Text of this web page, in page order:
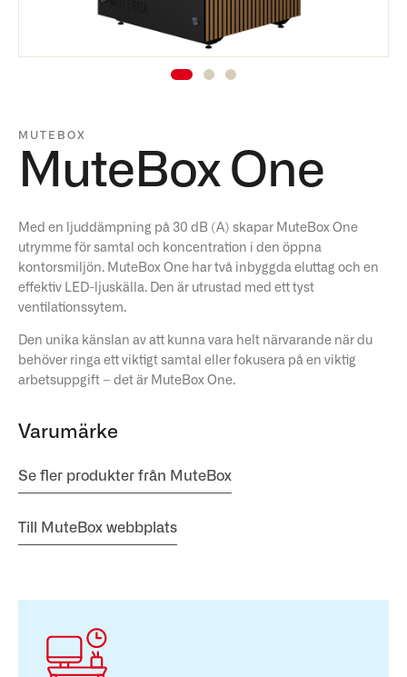
MUTEBOX
MuteBox One
Med en ljuddämpning på 30 dB (A) skapar MuteBox One
utrymme för samtal och koncentration i den öppna
kontorsmiljön. MuteBox One har två inbyggda eluttag och en
effektiv LED-ljuskälla. Den är utrustad med ett tyst
ventilationssytem.
Den unika känslan av att kunna vara helt närvarande när du
behöver ringa ett viktigt samtal eller fokusera på en viktig
arbetsuppgift – det är MuteBox One.
Varumärke
Se fler produkter från MuteBox
Till MuteBox webbplats